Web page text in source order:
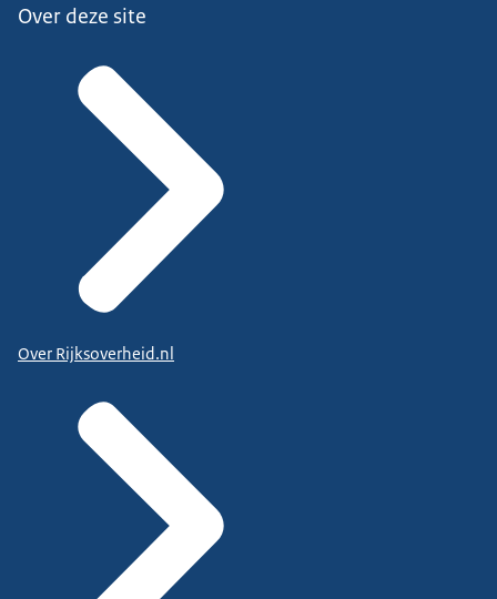
Over deze site
Over Rijksoverheid.nl